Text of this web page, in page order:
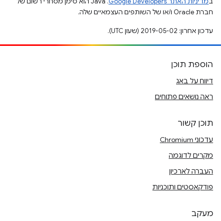
חברת Oracle ו/או של השותפים העצמאיים שלה.
עדכון אחרון: 2019-05-02 (שעון UTC).
הוספת תוכן
דיווח על באג
ראה נושאים פתוחים
תוכן קשור
עדכוני Chromium
מקרים לדוגמה
העברה לארכיון
פודקאסטים ותוכניות
מעקב